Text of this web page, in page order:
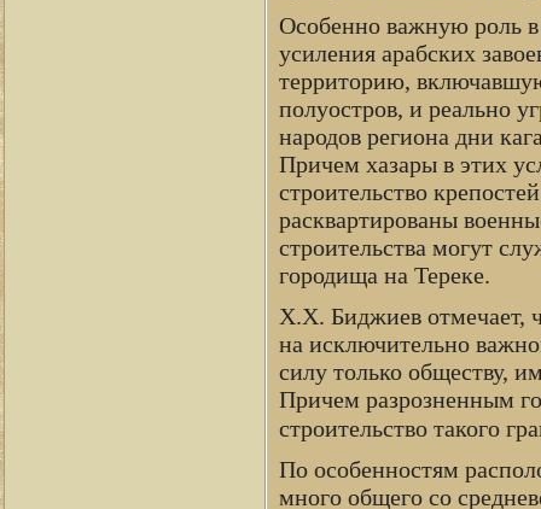
Особенно важную роль в
усиления арабских
территорию,
полуостров, и реально
народов региона дни
Причем хазары в этих
строительство
расквартированы
строительства могут
городища на Тереке.
Х.Х. Биджиев отмечает,
на исключительно
силу только обществу,
Причем разрозненным
строительство такого
По особенностям
много общего со